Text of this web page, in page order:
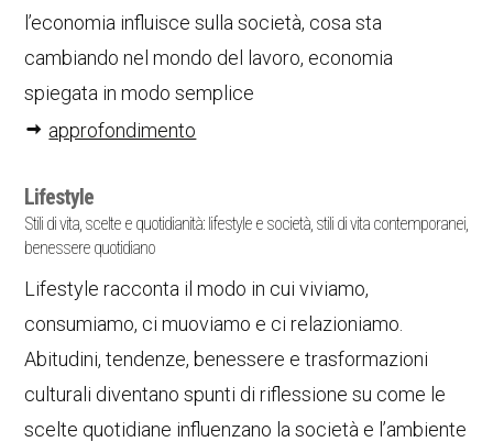
l’economia influisce sulla società, cosa sta
cambiando nel mondo del lavoro, economia
spiegata in modo semplice
approfondimento
Lifestyle
Stili di vita, scelte e quotidianità: lifestyle e società, stili di vita contemporanei,
benessere quotidiano
Lifestyle racconta il modo in cui viviamo,
consumiamo, ci muoviamo e ci relazioniamo.
Abitudini, tendenze, benessere e trasformazioni
culturali diventano spunti di riflessione su come le
scelte quotidiane influenzano la società e l’ambiente